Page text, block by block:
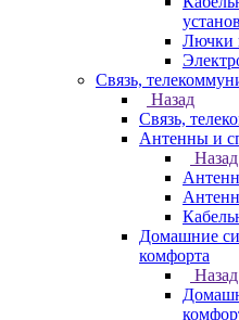
Лючки
Связь,
Назад
Связь,
Антенны и
Назад
Домашние
комфорта
Назад